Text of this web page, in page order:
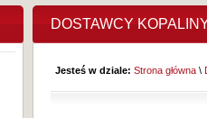
DOSTAWCY
Jesteś w dziale: Strona główna \